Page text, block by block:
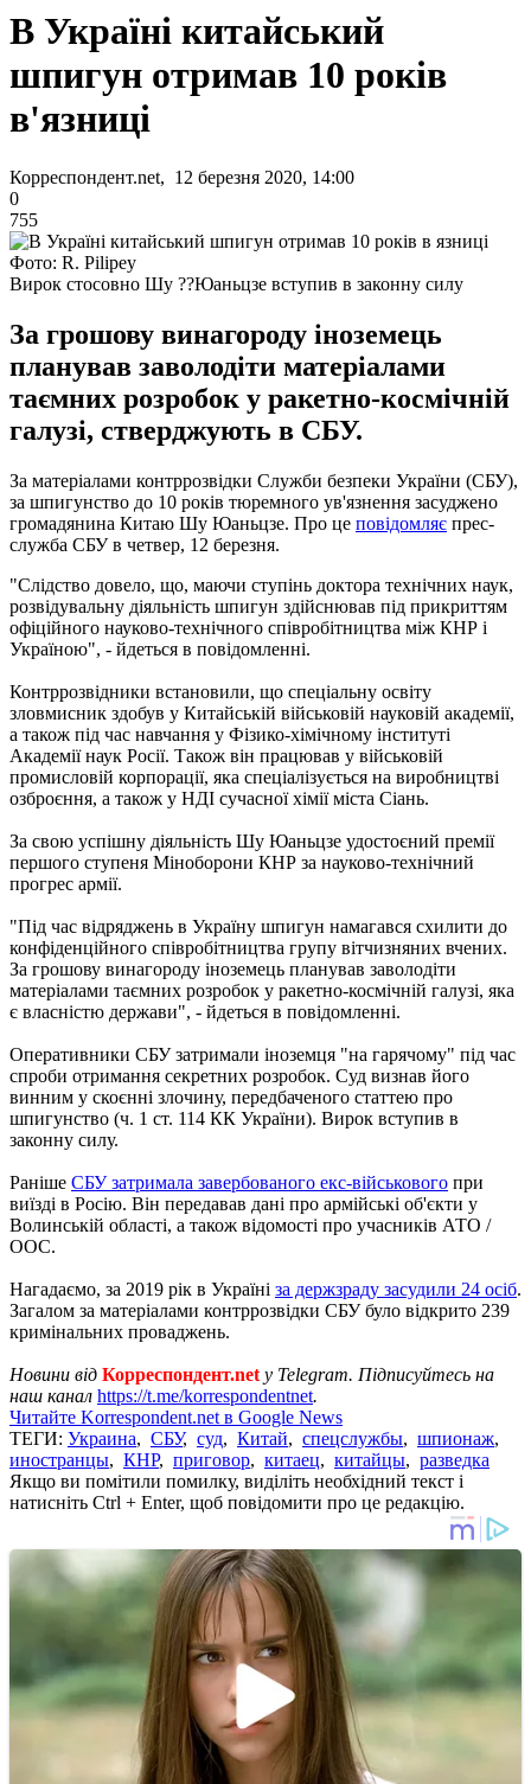
В Україні китайський
шпигун отримав 10 років
в'язниці
Корреспондент.net, 12 березня 2020, 14:00
0
755
Фото: R. Pilipey
Вирок стосовно Шу ??Юаньцзе вступив в законну силу
За грошову винагороду іноземець
планував заволодіти матеріалами
таємних розробок у ракетно-космічній
галузі, стверджують в СБУ.
За матеріалами контррозвідки Служби безпеки України (СБУ),
за шпигунство до 10 років тюремного ув'язнення засуджено
громадянина Китаю Шу Юаньцзе. Про це повідомляє прес-
служба СБУ в четвер, 12 березня.
"Слідство довело, що, маючи ступінь доктора технічних наук,
розвідувальну діяльність шпигун здійснював під прикриттям
офіційного науково-технічного співробітництва між КНР і
Україною", - йдеться в повідомленні.
Контррозвідники встановили, що спеціальну освіту
зловмисник здобув у Китайській військовій науковій академії,
а також під час навчання у Фізико-хімічному інституті
Академії наук Росії. Також він працював у військовій
промисловій корпорації, яка спеціалізується на виробництві
озброєння, а також у НДІ сучасної хімії міста Сіань.
За свою успішну діяльність Шу Юаньцзе удостоєний премії
першого ступеня Міноборони КНР за науково-технічний
прогрес армії.
"Під час відряджень в Україну шпигун намагався схилити до
конфіденційного співробітництва групу вітчизняних вчених.
За грошову винагороду іноземець планував заволодіти
матеріалами таємних розробок у ракетно-космічній галузі, яка
є власністю держави", - йдеться в повідомленні.
Оперативники СБУ затримали іноземця "на гарячому" під час
спроби отримання секретних розробок. Суд визнав його
винним у скоєнні злочину, передбаченого статтею про
шпигунство (ч. 1 ст. 114 КК України). Вирок вступив в
законну силу.
Раніше СБУ затримала завербованого екс-військового при
виїзді в Росію. Він передавав дані про армійські об'єкти у
Волинській області, а також відомості про учасників АТО /
ООС.
Нагадаємо, за 2019 рік в Україні за держзраду засудили 24 осіб.
Загалом за матеріалами контррозвідки СБУ було відкрито 239
кримінальних проваджень.
Новини від Корреспондент.net у Telegram. Підписуйтесь на
наш канал https://t.me/korrespondentnet.
Читайте Korrespondent.net в Google News
ТЕГИ: Украина, СБУ, суд, Китай, спецслужбы, шпионаж,
иностранцы, КНР, приговор, китаец, китайцы, разведка
Якщо ви помітили помилку, виділіть необхідний текст і
натисніть Ctrl + Enter, щоб повідомити про це редакцію.